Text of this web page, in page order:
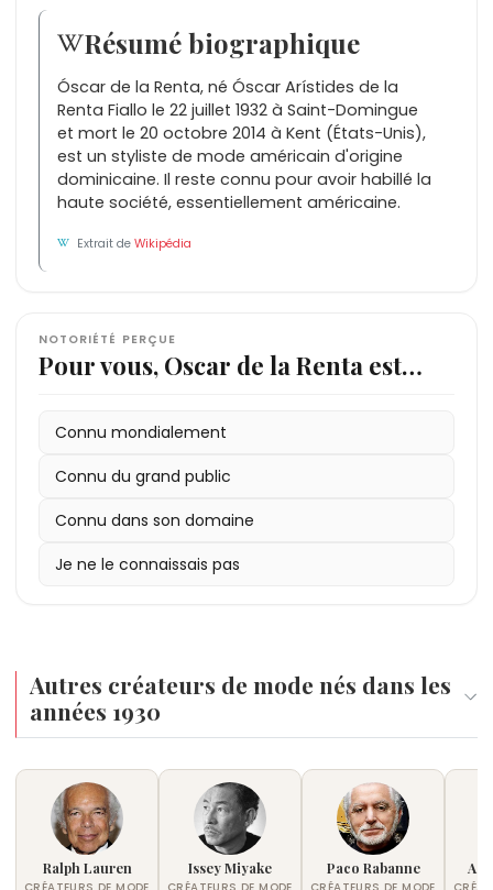
Résumé biographique
Óscar de la Renta, né Óscar Arístides de la
Renta Fiallo le 22 juillet 1932 à Saint-Domingue
et mort le 20 octobre 2014 à Kent (États-Unis),
est un styliste de mode américain d'origine
dominicaine. Il reste connu pour avoir habillé la
haute société, essentiellement américaine.
Extrait deWikipédia
NOTORIÉTÉ PERÇUE
Pour vous, Oscar de la Renta est…
Connu mondialement
Connu du grand public
Connu dans son domaine
Je ne le connaissais pas
Autres créateurs de mode nés dans les
années 1930
Ralph Lauren Issey Miyake Paco Rabanne